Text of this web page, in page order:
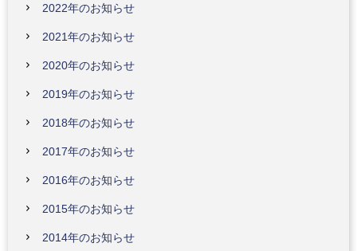
2022年のお知らせ
2021年のお知らせ
2020年のお知らせ
2019年のお知らせ
2018年のお知らせ
2017年のお知らせ
2016年のお知らせ
2015年のお知らせ
2014年のお知らせ